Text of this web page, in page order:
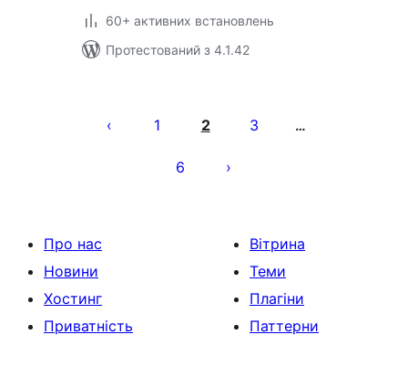
60+ активних встановлень
Протестований з 4.1.42
записів
1 2 3 …
6
Про нас
Новини
Хостинг
Приватність
Вітрина
Теми
Плагіни
Паттерни